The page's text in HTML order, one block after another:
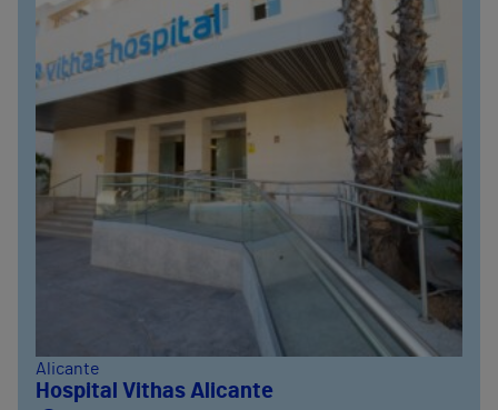
Alicante
Hospital Vithas Alicante